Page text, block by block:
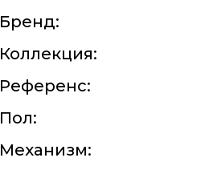
Бренд:
Коллекция:
Референс:
Пол:
Механизм: